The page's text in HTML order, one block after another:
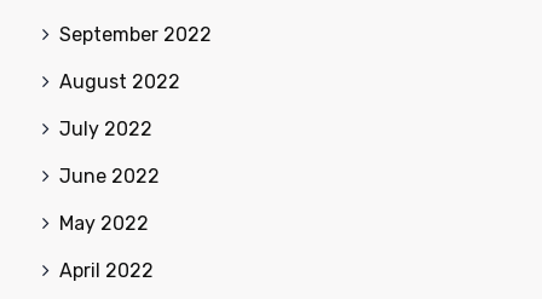
September 2022
August 2022
July 2022
June 2022
May 2022
April 2022